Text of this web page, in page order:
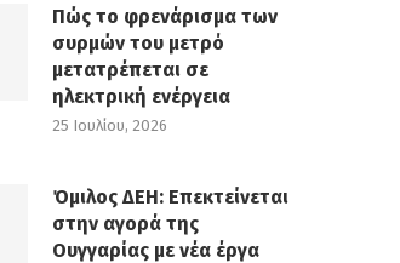
Πώς το φρενάρισμα των
συρμών του μετρό
μετατρέπεται σε
ηλεκτρική ενέργεια
25 Ιουλίου, 2026
Όμιλος ΔΕΗ: Επεκτείνεται
στην αγορά της
Ουγγαρίας με νέα έργα